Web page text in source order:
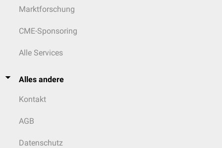
Marktforschung
CME-Sponsoring
Alle Services
Alles andere
Kontakt
AGB
Datenschutz